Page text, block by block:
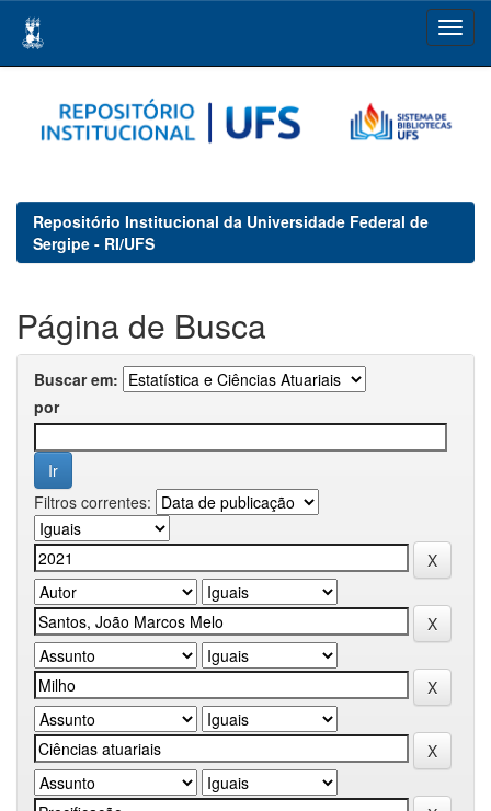
navigation
Repositório Institucional da Universidade Federal de
Sergipe - RI/UFS
Página de Busca
Buscar em:
por
Filtros correntes: